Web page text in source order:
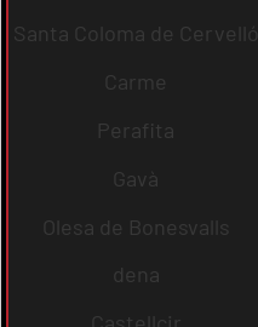
Santa Coloma de Cervelló
Carme
Perafita
Gavà
Olesa de Bonesvalls
dena